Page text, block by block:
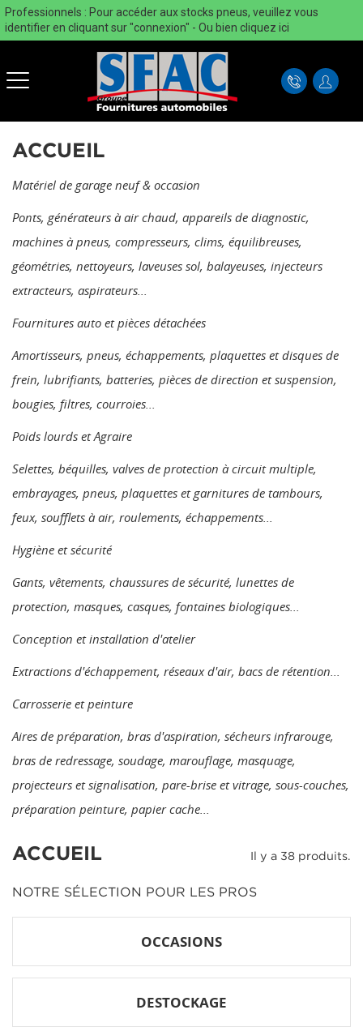
Professionnels : Pour accéder aux stocks pneus, veuillez vous
identifier en cliquant sur "connexion" - Ou bien cliquez ici
ACCUEIL
Matériel de garage neuf & occasion
Ponts, générateurs à air chaud, appareils de diagnostic,
machines à pneus, compresseurs, clims, équilibreuses,
géométries, nettoyeurs, laveuses sol, balayeuses, injecteurs
extracteurs, aspirateurs...
Fournitures auto et pièces détachées
Amortisseurs, pneus, échappements, plaquettes et disques de
frein, lubrifiants, batteries, pièces de direction et suspension,
bougies, filtres, courroies...
Poids lourds et Agraire
Selettes, béquilles, valves de protection à circuit multiple,
embrayages, pneus, plaquettes et garnitures de tambours,
feux, soufflets à air, roulements, échappements...
Hygiène et sécurité
Gants, vêtements, chaussures de sécurité, lunettes de
protection, masques, casques, fontaines biologiques...
Conception et installation d'atelier
Extractions d'échappement, réseaux d'air, bacs de rétention...
Carrosserie et peinture
Aires de préparation, bras d'aspiration, sécheurs infrarouge,
bras de redressage, soudage, marouflage, masquage,
projecteurs et signalisation, pare-brise et vitrage, sous-couches,
préparation peinture, papier cache...
ACCUEIL Il y a 38 produits.
NOTRE SÉLECTION POUR LES PROS
OCCASIONS
DESTOCKAGE